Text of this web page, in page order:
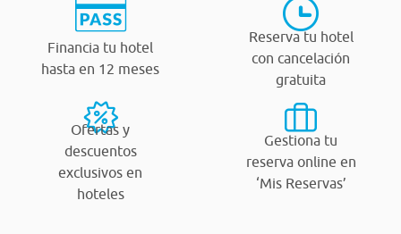
Financia tu hotel
hasta en 12 meses
Reserva tu hotel
con cancelación
gratuita
Ofertas y
descuentos
exclusivos en
hoteles
Gestiona tu
reserva online en
‘Mis Reservas’